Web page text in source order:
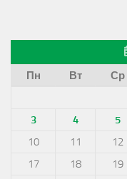
Пн
Вт Ср
3
4 5
10
11 12
17
18 19